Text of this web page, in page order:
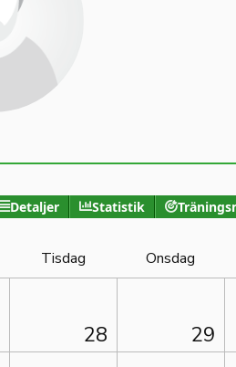
Detaljer Statistik
Tisdag Onsdag
28 29